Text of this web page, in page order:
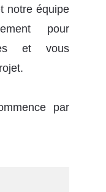
notre équipe
pour
et vous
par